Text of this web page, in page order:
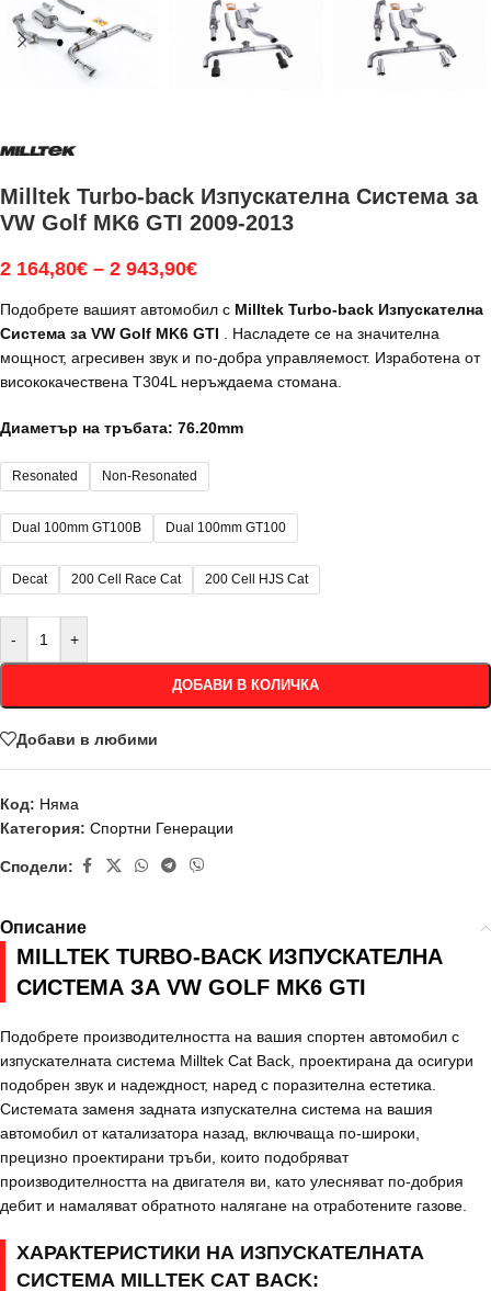
Milltek Turbo-back Изпускателна Система за
VW Golf MK6 GTI 2009-2013
2 164,80€ – 2 943,90€
Подобрете вашият автомобил с Milltek Turbo-back Изпускателна
Система за VW Golf MK6 GTI . Насладете се на значителна
мощност, агресивен звук и по-добра управляемост. Изработена от
висококачествена T304L неръждаема стомана.
Диаметър на тръбата: 76.20mm
Resonated Non-Resonated
Dual 100mm GT100B Dual 100mm GT100
Decat 200 Cell Race Cat 200 Cell HJS Cat
- +
ДОБАВИ В КОЛИЧКА
Добави в любими
Код: Няма
Категория: Спортни Генерации
Сподели:
Описание
MILLTEK TURBO-BACK ИЗПУСКАТЕЛНА
СИСТЕМА ЗА VW GOLF MK6 GTI
Подобрете производителността на вашия спортен автомобил с
изпускателната система Milltek Cat Back, проектирана да осигури
подобрен звук и надеждност, наред с поразителна естетика.
Системата заменя задната изпускателна система на вашия
автомобил от катализатора назад, включваща по-широки,
прецизно проектирани тръби, които подобряват
производителността на двигателя ви, като улесняват по-добрия
дебит и намаляват обратното налягане на отработените газове.
ХАРАКТЕРИСТИКИ НА ИЗПУСКАТЕЛНАТА
СИСТЕМА MILLTEK CAT BACK: